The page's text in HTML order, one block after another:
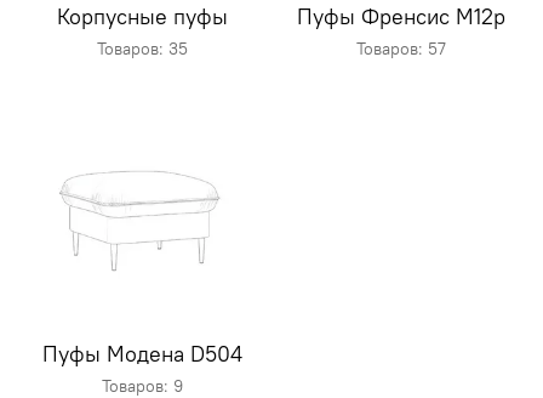
Корпусные пуфы
Товаров: 35
Пуфы Френсис M12p
Товаров: 57
Пуфы Модена D504
Товаров: 9